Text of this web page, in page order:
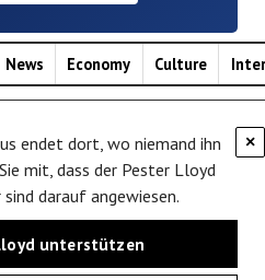
News Economy Culture
×
endet dort, wo niemand ihn
mit, dass der Pester Lloyd
darauf angewiesen.
unterstützen